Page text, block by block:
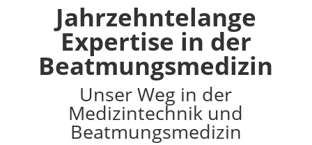
Jahrzehntelange
Expertise in der
Beatmungsmedizin
Unser Weg in der
Medizintechnik und
Beatmungsmedizin